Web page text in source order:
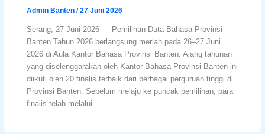
Admin Banten/27 Juni 2026
Serang, 27 Juni 2026 — Pemilihan Duta Bahasa Provinsi
Banten Tahun 2026 berlangsung meriah pada 26–27 Juni
2026 di Aula Kantor Bahasa Provinsi Banten. Ajang tahunan
yang diselenggarakan oleh Kantor Bahasa Provinsi Banten ini
diikuti oleh 20 finalis terbaik dari berbagai perguruan tinggi di
Provinsi Banten. Sebelum melaju ke puncak pemilihan, para
finalis telah melalui